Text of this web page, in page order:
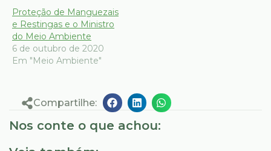
Proteção de Manguezais
e Restingas e o Ministro
do Meio Ambiente
6 de outubro de 2020
Em "Meio Ambiente"
Compartilhe:
Nos conte o que achou: